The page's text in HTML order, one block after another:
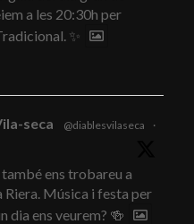
a les 20:30h per
✨
seca @diablesvilaseca
·
ens trobareu a
Riera. Música i festa per
dia ens veurem? 🍻